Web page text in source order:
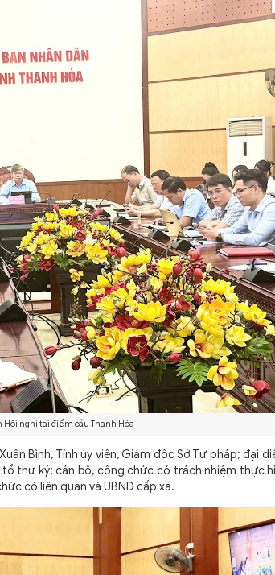
Hội nghị tại điểm cầu Thanh Hóa
Bình, Tỉnh ủy viên, Giám đốc Sở Tư pháp; đại
thư ký; cán bộ, công chức có trách nhiệm thực
có liên quan và UBND cấp xã.